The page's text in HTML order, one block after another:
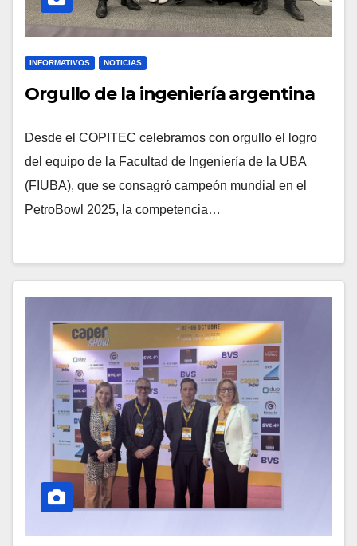
INFORMATIVOS NOTICIAS
Orgullo de la ingeniería argentina
Desde el COPITEC celebramos con orgullo el logro
del equipo de la Facultad de Ingeniería de la UBA
(FIUBA), que se consagró campeón mundial en el
PetroBowl 2025, la competencia…